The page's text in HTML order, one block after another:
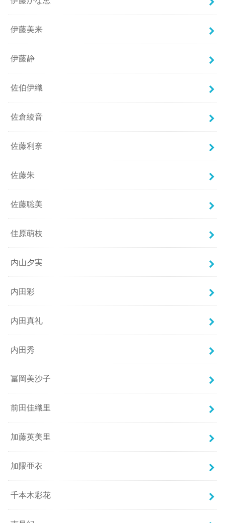
伊藤美来
伊藤静
佐伯伊織
佐倉綾音
佐藤利奈
佐藤朱
佐藤聡美
佳原萌枝
内山夕実
内田彩
内田真礼
内田秀
冨岡美沙子
前田佳織里
加藤英美里
加隈亜衣
千本木彩花